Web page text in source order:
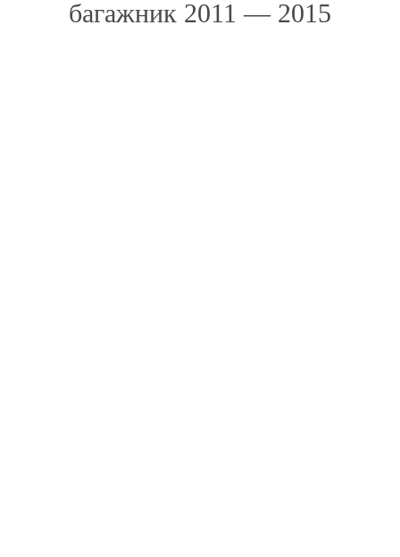
багажник 2011 — 2015